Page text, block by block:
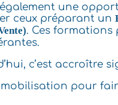
également une
ceux préparant un
. Ces formations
c’est accroître
pour